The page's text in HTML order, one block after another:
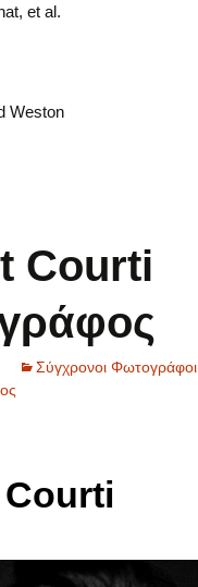
et al.
Weston
Courti
Σύγχρονοι Φωτογράφοι